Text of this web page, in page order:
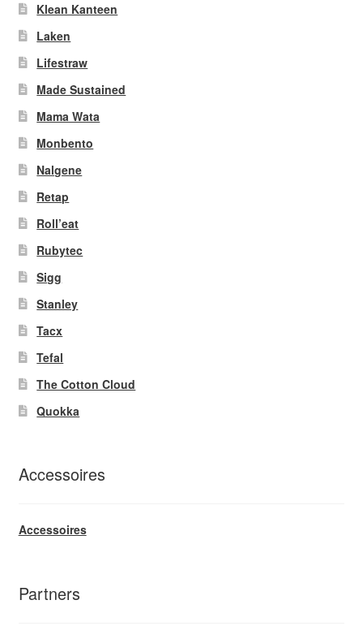
Klean Kanteen
Laken
Lifestraw
Made Sustained
Mama Wata
Monbento
Nalgene
Retap
Roll’eat
Rubytec
Sigg
Stanley
Tacx
Tefal
The Cotton Cloud
Quokka
Accessoires
Accessoires
Partners